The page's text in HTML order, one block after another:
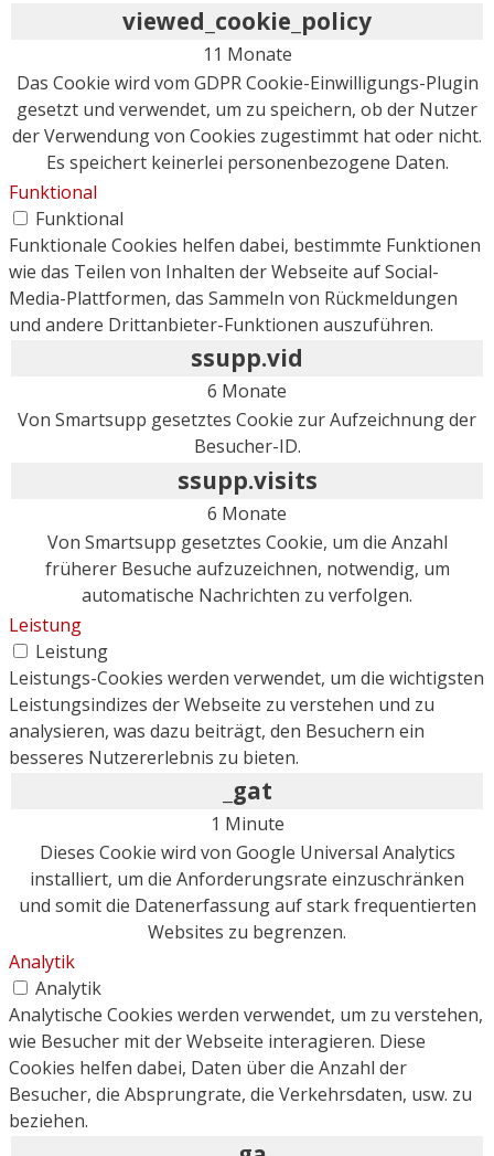
viewed_cookie_policy
11 Monate
Das Cookie wird vom GDPR Cookie-Einwilligungs-Plugin
gesetzt und verwendet, um zu speichern, ob der Nutzer
der Verwendung von Cookies zugestimmt hat oder nicht.
Es speichert keinerlei personenbezogene Daten.
Funktional
Funktional
Funktionale Cookies helfen dabei, bestimmte Funktionen
wie das Teilen von Inhalten der Webseite auf Social-
Media-Plattformen, das Sammeln von Rückmeldungen
und andere Drittanbieter-Funktionen auszuführen.
ssupp.vid
6 Monate
Von Smartsupp gesetztes Cookie zur Aufzeichnung der
Besucher-ID.
ssupp.visits
6 Monate
Von Smartsupp gesetztes Cookie, um die Anzahl
früherer Besuche aufzuzeichnen, notwendig, um
automatische Nachrichten zu verfolgen.
Leistung
Leistung
Leistungs-Cookies werden verwendet, um die wichtigsten
Leistungsindizes der Webseite zu verstehen und zu
analysieren, was dazu beiträgt, den Besuchern ein
besseres Nutzererlebnis zu bieten.
_gat
1 Minute
Dieses Cookie wird von Google Universal Analytics
installiert, um die Anforderungsrate einzuschränken
und somit die Datenerfassung auf stark frequentierten
Websites zu begrenzen.
Analytik
Analytik
Analytische Cookies werden verwendet, um zu verstehen,
wie Besucher mit der Webseite interagieren. Diese
Cookies helfen dabei, Daten über die Anzahl der
Besucher, die Absprungrate, die Verkehrsdaten, usw. zu
beziehen.